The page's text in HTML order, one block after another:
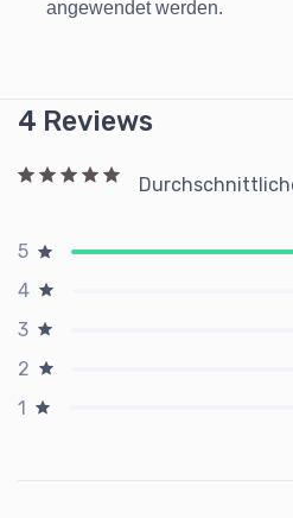
angewendet werden.
4 Reviews
5
4
3
2
1